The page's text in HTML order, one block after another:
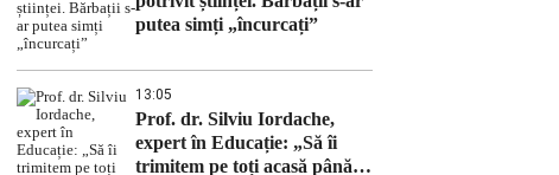
putea simți „încurcați”
13:05
Prof. dr. Silviu Iordache,
expert în Educație: „Să îi
trimitem pe toți acasă până